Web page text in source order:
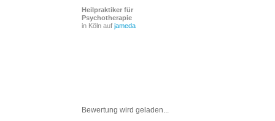
Heilpraktiker für
Psychotherapie
in Köln auf jameda
Bewertung wird geladen...